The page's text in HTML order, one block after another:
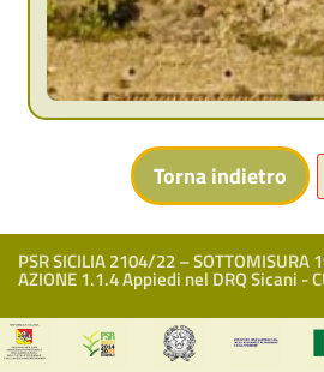
PSR SICILIA 2104/22 – SOTTOMISURA
AZIONE 1.1.4 Appiedi nel DRQ Sicani -